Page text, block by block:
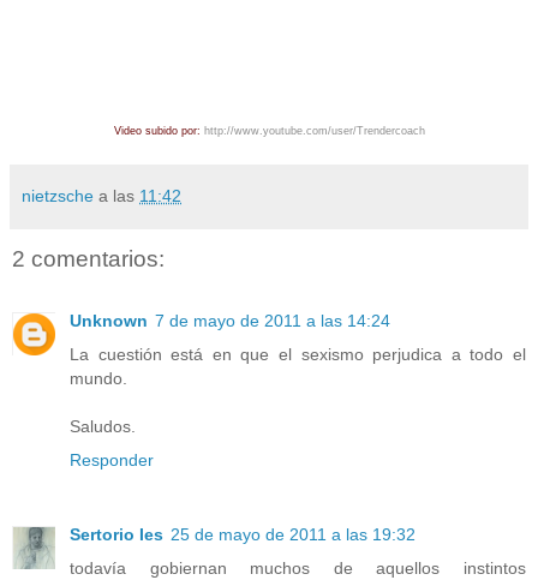
Video subido por: http://www.youtube.com/user/Trendercoach
nietzsche a las 11:42
2 comentarios:
Unknown 7 de mayo de 2011 a las 14:24
La cuestión está en que el sexismo perjudica a todo el
mundo.
Saludos.
Responder
Sertorio Ies 25 de mayo de 2011 a las 19:32
todavía gobiernan muchos de aquellos instintos